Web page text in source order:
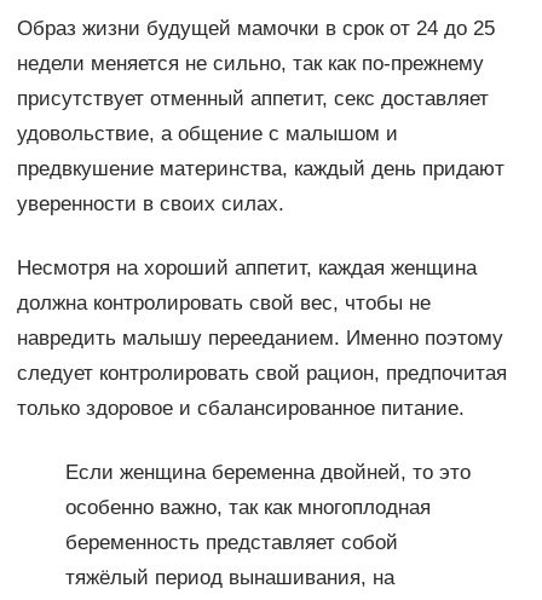
Образ жизни будущей мамочки в срок от 24 до 25
недели меняется не сильно, так как по-прежнему
присутствует отменный аппетит, секс доставляет
удовольствие, а общение с малышом и
предвкушение материнства, каждый день придают
уверенности в своих силах.
Несмотря на хороший аппетит, каждая женщина
должна контролировать свой вес, чтобы не
навредить малышу перееданием. Именно поэтому
следует контролировать свой рацион, предпочитая
только здоровое и сбалансированное питание.
Если женщина беременна двойней, то это
особенно важно, так как многоплодная
беременность представляет собой
тяжёлый период вынашивания, на